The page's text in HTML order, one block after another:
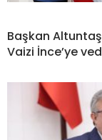
Başkan
Vaizi İnce’ye